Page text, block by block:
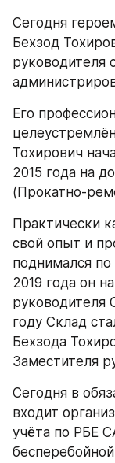
Сегодня
Бехзод
Его
Тохирович
2015 года на
(Прокатно-
Практически
свой опыт и
поднимался
2019 года он
руководителя
году Склад
Бехзода
Заместителя
Сегодня в
входит
учёта по РБЕ